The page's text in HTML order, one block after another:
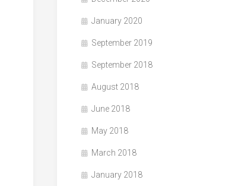
January 2020
September 2019
September 2018
August 2018
June 2018
May 2018
March 2018
January 2018